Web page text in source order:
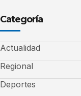
Categoría
Actualidad
Regional
Deportes